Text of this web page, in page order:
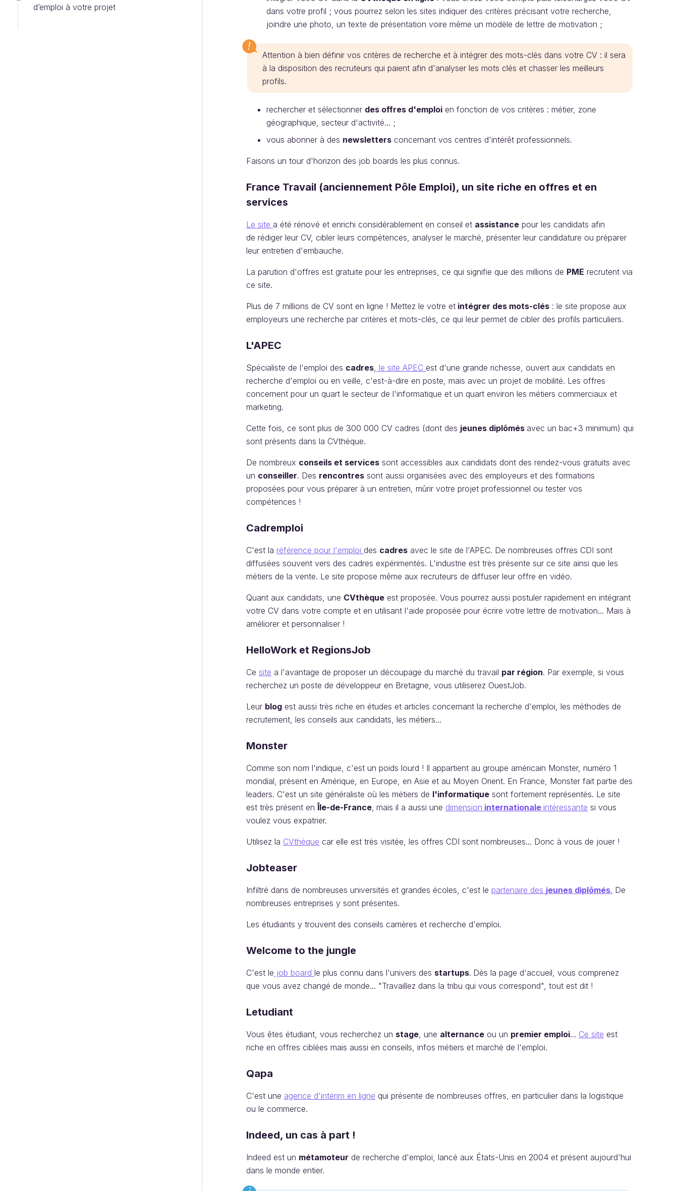
d’emploi à votre projet
dans votre profil ; vous pourrez selon les sites indiquer des critères précisant votre recherche,
joindre une photo, un texte de présentation voire même un modèle de lettre de motivation ;
Attention à bien définir vos critères de recherche et à intégrer des mots-clés dans votre CV : il sera
à la disposition des recruteurs qui paient afin d'analyser les mots clés et chasser les meilleurs
profils.
rechercher et sélectionner des offres d'emploi en fonction de vos critères : métier, zone
géographique, secteur d'activité... ;
vous abonner à des newsletters concernant vos centres d'intérêt professionnels.
Faisons un tour d'horizon des job boards les plus connus.
France Travail (anciennement Pôle Emploi), un site riche en offres et en
services
Le site a été rénové et enrichi considérablement en conseil et assistance pour les candidats afin
de rédiger leur CV, cibler leurs compétences, analyser le marché, présenter leur candidature ou préparer
leur entretien d'embauche.
La parution d'offres est gratuite pour les entreprises, ce qui signifie que des millions de PME recrutent via
ce site.
Plus de 7 millions de CV sont en ligne ! Mettez le votre et intégrer des mots-clés : le site propose aux
employeurs une recherche par critères et mots-clés, ce qui leur permet de cibler des profils particuliers.
L'APEC
Spécialiste de l'emploi des cadres, le site APEC est d'une grande richesse, ouvert aux candidats en
recherche d'emploi ou en veille, c'est-à-dire en poste, mais avec un projet de mobilité. Les offres
concernent pour un quart le secteur de l'informatique et un quart environ les métiers commerciaux et
marketing.
Cette fois, ce sont plus de 300 000 CV cadres (dont des jeunes diplômés avec un bac+3 minimum) qui
sont présents dans la CVthèque.
De nombreux conseils et services sont accessibles aux candidats dont des rendez-vous gratuits avec
un conseiller. Des rencontres sont aussi organisées avec des employeurs et des formations
proposées pour vous préparer à un entretien, mûrir votre projet professionnel ou tester vos
compétences !
Cadremploi
C'est la référence pour l'emploi des cadres avec le site de l'APEC. De nombreuses offres CDI sont
diffusées souvent vers des cadres expérimentés. L'industrie est très présente sur ce site ainsi que les
métiers de la vente. Le site propose même aux recruteurs de diffuser leur offre en vidéo.
Quant aux candidats, une CVthèque est proposée. Vous pourrez aussi postuler rapidement en intégrant
votre CV dans votre compte et en utilisant l'aide proposée pour écrire votre lettre de motivation... Mais à
améliorer et personnaliser !
HelloWork et RegionsJob
Ce site a l'avantage de proposer un découpage du marché du travail par région. Par exemple, si vous
recherchez un poste de développeur en Bretagne, vous utiliserez OuestJob.
Leur blog est aussi très riche en études et articles concernant la recherche d'emploi, les méthodes de
recrutement, les conseils aux candidats, les métiers...
Monster
Comme son nom l'indique, c'est un poids lourd ! Il appartient au groupe américain Monster, numéro 1
mondial, présent en Amérique, en Europe, en Asie et au Moyen Orient. En France, Monster fait partie des
leaders. C'est un site généraliste où les métiers de l'informatique sont fortement représentés. Le site
est très présent en Île-de-France, mais il a aussi une dimension internationale intéressante si vous
voulez vous expatrier.
Utilisez la CVthèque car elle est très visitée, les offres CDI sont nombreuses... Donc à vous de jouer !
Jobteaser
Infiltré dans de nombreuses universités et grandes écoles, c'est le partenaire des jeunes diplômés. De
nombreuses entreprises y sont présentes.
Les étudiants y trouvent des conseils carrières et recherche d'emploi.
Welcome to the jungle
C'est le job board le plus connu dans l'univers des startups. Dès la page d'accueil, vous comprenez
que vous avez changé de monde... "Travaillez dans la tribu qui vous correspond", tout est dit !
Letudiant
Vous êtes étudiant, vous recherchez un stage, une alternance ou un premier emploi... Ce site est
riche en offres ciblées mais aussi en conseils, infos métiers et marché de l'emploi.
Qapa
C'est une agence d'intérim en ligne qui présente de nombreuses offres, en particulier dans la logistique
ou le commerce.
Indeed, un cas à part !
Indeed est un métamoteur de recherche d'emploi, lancé aux États-Unis en 2004 et présent aujourd'hui
dans le monde entier.